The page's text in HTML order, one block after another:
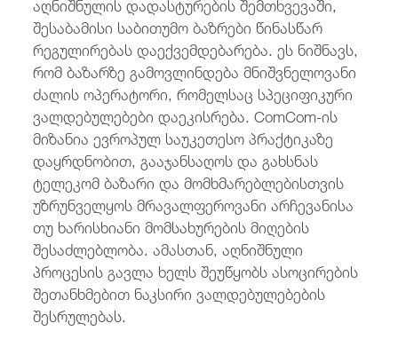
შესაბამისი საბითუმო ბაზრები წინასწარ
რეგულირებას დაექვემდებარება. ეს ნიშნავს,
რომ ბაზარზე გამოვლინდება მნიშვნელოვანი
ძალის ოპერატორი, რომელსაც სპეციფიკური
ვალდებულებები დაეკისრება. ComCom-ის
მიზანია ევროპულ საუკეთესო პრაქტიკაზე
დაყრდნობით, გააჯანსაღოს და გახსნას
ტელეკომ ბაზარი და მომხმარებლებისთვის
უზრუნველყოს მრავალფეროვანი არჩევანისა
თუ ხარისხიანი მომსახურების მიღების
შესაძლებლობა. ამასთან, აღნიშნული
პროცესის გავლა ხელს შეუწყობს ასოცირების
შეთანხმებით ნაკსირი ვალდებულებების
შესრულებას.